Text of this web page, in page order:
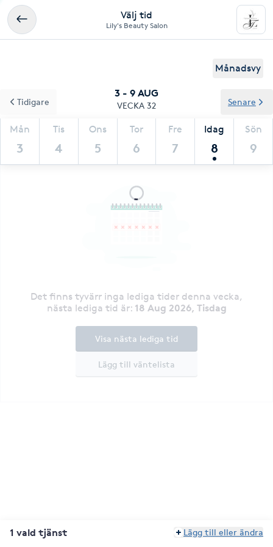
Välj tid
Lily's Beauty Salon
Månadsvy
3 - 9 AUG
VECKA 32
Mån
3
Tis
4
Ons
5
Tor
6
Fre
7
Idag
8
Sön
9
Tidigare Senare
Det finns tyvärr inga lediga tider denna vecka,
nästa lediga tid är: 18 Aug 2026, Tisdag
Lägg till väntelista
Visa nästa lediga tid
1 vald tjänst Lägg till eller ändra